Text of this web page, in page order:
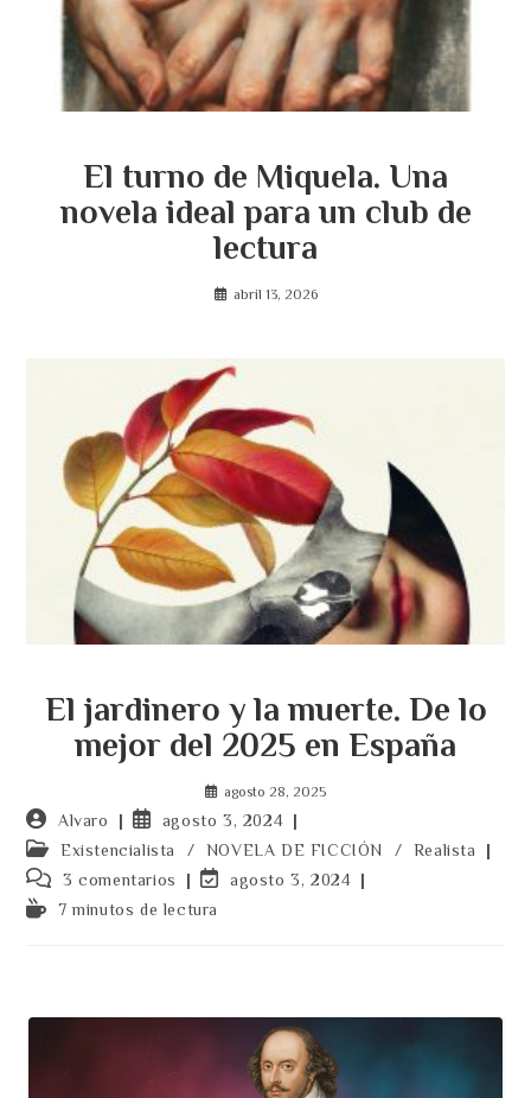
El turno de Miquela. Una
novela ideal para un club de
lectura
abril 13, 2026
El jardinero y la muerte. De lo
mejor del 2025 en España
agosto 28, 2025
Autor
de
la
entrada:
Alvaro
Publicación
de
entrada:
agosto 3, 2024
Categoría
de
entrada:
Existencialista / NOVELA DE FICCIÓN /
Realista
Comentarios
de
la
3 comentarios
Últimaagosto 3, 2024
Tiempo7 minutos de lectura